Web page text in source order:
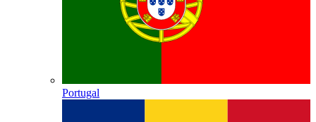
Portugal